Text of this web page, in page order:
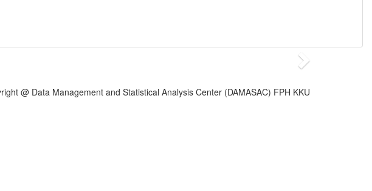
@ Data Management and Statistical Analysis Center (DAMASAC) FPH KKU